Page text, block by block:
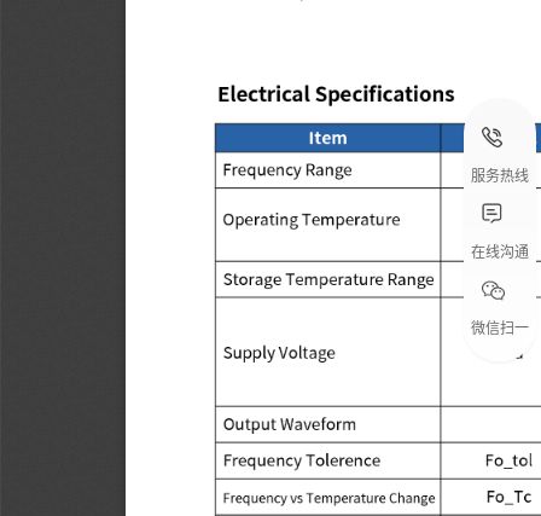
服务热线
在线沟通
微信扫一